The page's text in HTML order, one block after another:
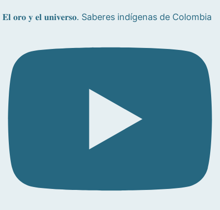
𝐄𝐥 𝐨𝐫𝐨 𝐲 𝐞𝐥 𝐮𝐧𝐢𝐯𝐞𝐫𝐬𝐨. Saberes indígenas de Colombia